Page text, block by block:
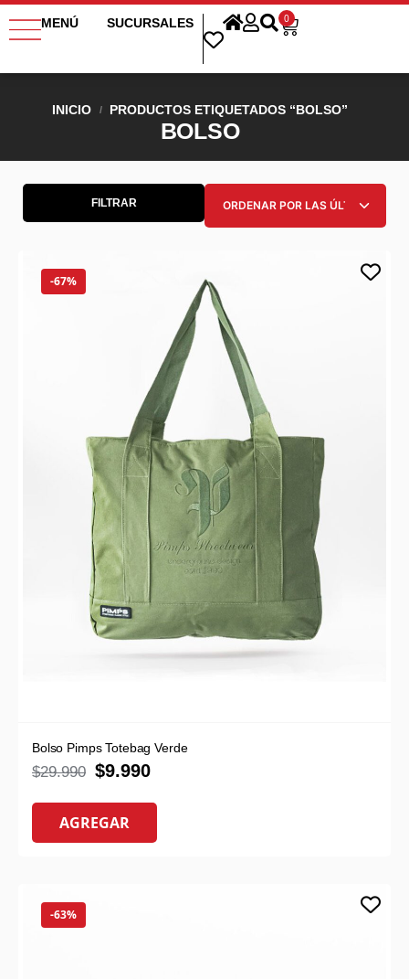
MENÚ SUCURSALES 0
INICIO / PRODUCTOS ETIQUETADOS “BOLSO”
BOLSO
FILTRAR
-67%
Bolso Pimps Totebag Verde
$29.990 $9.990
AGREGAR
-63%